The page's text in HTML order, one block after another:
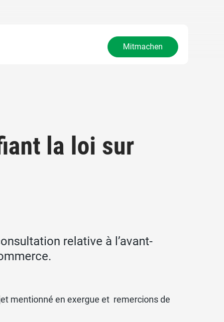
Mitmachen
la loi sur
relative à l’avant-
mentionné en exergue et remercions de